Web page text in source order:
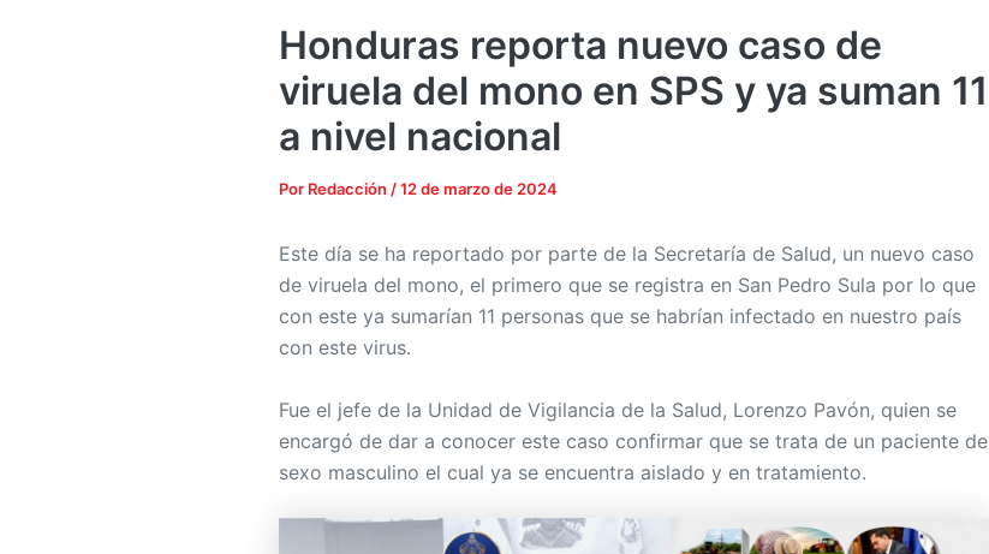
Honduras reporta nuevo caso de
viruela del mono en SPS y ya suman 11
a nivel nacional
Por Redacción /12 de marzo de 2024
Este día se ha reportado por parte de la Secretaría de Salud, un nuevo caso
de viruela del mono, el primero que se registra en San Pedro Sula por lo que
con este ya sumarían 11 personas que se habrían infectado en nuestro país
con este virus.
Fue el jefe de la Unidad de Vigilancia de la Salud, Lorenzo Pavón, quien se
encargó de dar a conocer este caso confirmar que se trata de un paciente de
sexo masculino el cual ya se encuentra aislado y en tratamiento.